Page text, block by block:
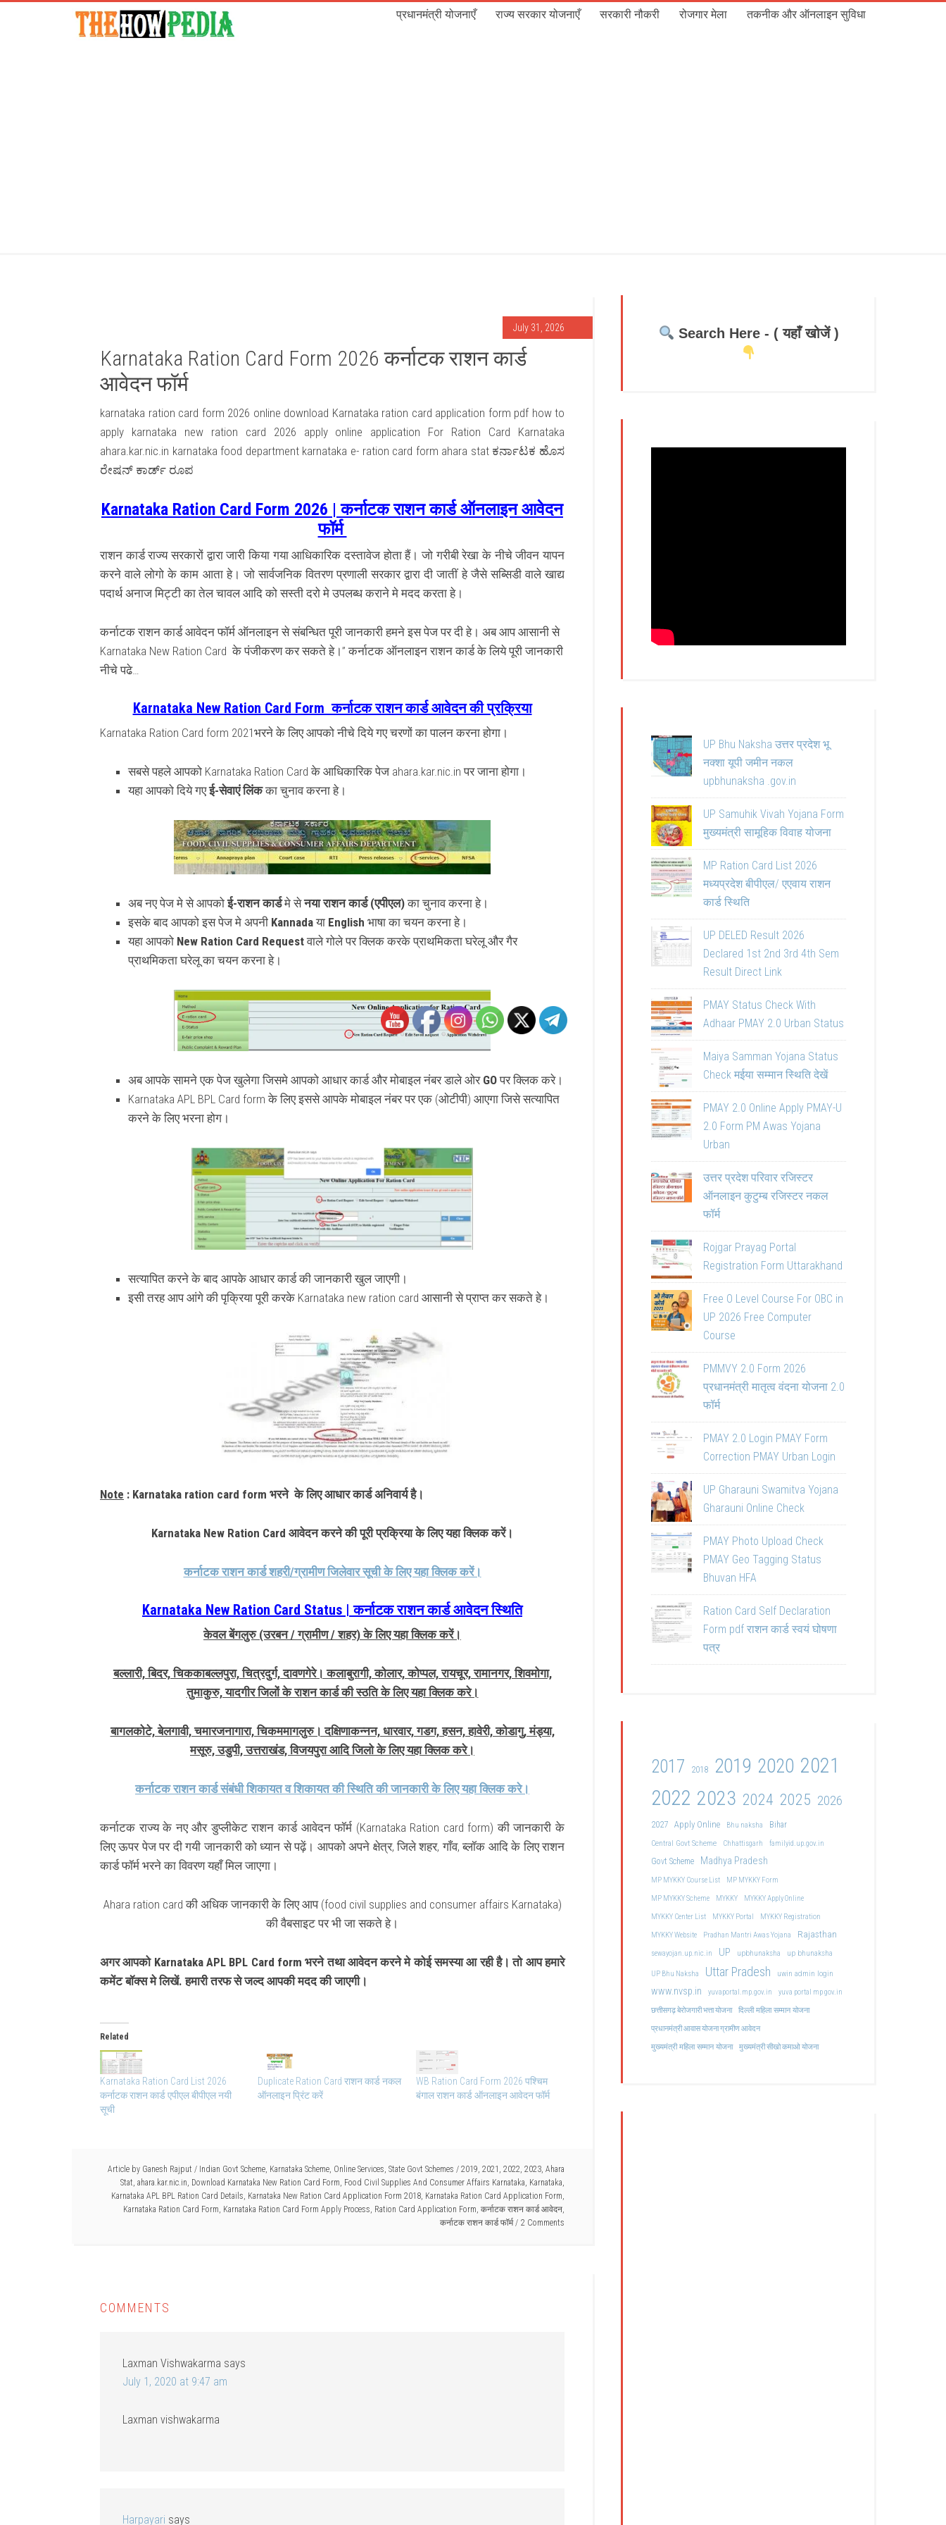
प्रधानमंत्री योजनाएँ राज्य सरकार योजनाएँ सरकारी नौकरी रोजगार मेला तकनीक और ऑनलाइन सुविधा
July 31, 2026
Karnataka Ration Card Form 2026 कर्नाटक राशन कार्ड
आवेदन फॉर्म
karnataka ration card form 2026 online download Karnataka ration card application form pdf how to
apply karnataka new ration card 2026 apply online application For Ration Card Karnataka
ahara.kar.nic.in karnataka food department karnataka e- ration card form ahara stat ಕರ್ನಾಟಕ ಹೊಸ
ರೇಷನ್ ಕಾರ್ಡ್ ರೂಪ
Karnataka Ration Card Form 2026 | कर्नाटक राशन कार्ड ऑनलाइन आवेदन
फॉर्म
राशन कार्ड राज्य सरकारों द्वारा जारी किया गया आधिकारिक दस्तावेज होता हैं। जो गरीबी रेखा के नीचे जीवन यापन
करने वाले लोगो के काम आता हे। जो सार्वजनिक वितरण प्रणाली सरकार द्वारा दी जातीं हे जैसे सब्सिडी वाले खाद्य
पदार्थ अनाज मिट्टी का तेल चावल आदि को सस्ती दरो मे उपलब्ध कराने मे मदद करता हे।
कर्नाटक राशन कार्ड आवेदन फॉर्म ऑनलाइन से संबन्धित पूरी जानकारी हमने इस पेज पर दी हे। अब आप आसानी से
Karnataka New Ration Card के पंजीकरण कर सकते हे।” कर्नाटक ऑनलाइन राशन कार्ड के लिये पूरी जानकारी
नीचे पढे…
Karnataka New Ration Card Form कर्नाटक राशन कार्ड आवेदन की प्रक्रिया
Karnataka Ration Card form 2021भरने के लिए आपको नीचे दिये गए चरणों का पालन करना होगा।
सबसे पहले आपको Karnataka Ration Card के आधिकारिक पेज ahara.kar.nic.in पर जाना होगा।
यहा आपको दिये गएई-सेवाएं लिंकका चुनाव करना हे।
अब नए पेज मे से आपकोई-राशन कार्डमे सेनया राशन कार्ड (एपीएल)का चुनाव करना हे।
इसके बाद आपको इस पेज मे अपनी Kannadaया English भाषा का चयन करना हे।
यहा आपको New Ration Card Requestवाले गोले पर क्लिक करके प्राथमिकता घरेलू और गैर
प्राथमिकता घरेलू का चयन करना हे।
अब आपके सामने एक पेज खुलेगा जिसमे आपको आधार कार्ड और मोबाइल नंबर डाले ओर GOपर क्लिक करे।
Karnataka APL BPL Card form के लिए इससे आपके मोबाइल नंबर पर एक (ओटीपी) आएगा जिसे सत्यापित
करने के लिए भरना होग।
सत्यापित करने के बाद आपके आधार कार्ड की जानकारी खुल जाएगी।
इसी तरह आप आंगे की पृक्रिया पूरी करके Karnataka new ration card आसानी से प्राप्त कर सकते हे।
Note : Karnataka ration card form भरने के लिए आधार कार्ड अनिवार्य है।
Karnataka New Ration Card आवेदन करने की पूरी प्रक्रिया के लिए यहा क्लिक करें।
कर्नाटक राशन कार्ड शहरी/ग्रामीण जिलेवार सूची के लिए यहा क्लिक करें।
Karnataka New Ration Card Status | कर्नाटक राशन कार्ड आवेदन स्थिति
केवल बेंगलुरु (उरबन / ग्रामीण / शहर) के लिए यहा क्लिक करें।
बल्लारी, बिदर, चिककाबल्लपुरा, चित्रदुर्ग, दावणगेरे। कलाबुरागी, कोलार, कोप्पल, रायचूर, रामानगर, शिवमोगा,
तुमाकुरु, यादगीर जिलों के राशन कार्ड की स्ठति के लिए यहा क्लिक करे।
बागलकोटे, बेलगावी, चमारजनागारा, चिकममागलुरु। दक्षिणाकन्नन, धारवार, गडग, हसन, हावेरी, कोडागु, मंड्या,
मसूरु, उडुपी, उत्तराखंड, विजयपुरा आदि जिलो के लिए यहा क्लिक करे।
कर्नाटक राशन कार्ड संबंधी शिकायत व शिकायत की स्थिति की जानकारी के लिए यहा क्लिक करे।
कर्नाटक राज्य के नए और डुप्लीकेट राशन कार्ड आवेदन फॉर्म (Karnataka Ration card form) की जानकारी के
लिए ऊपर पेज पर दी गयी जानकारी को ध्यान से पढ़ें। आपको अपने क्षेत्र, जिले शहर, गाँव, ब्लॉक आदि के लिए राशन
कार्ड फॉर्म भरने का विवरण यहाँ मिल जाएगा।
Ahara ration card की अधिक जानकारी के लिए आप (food civil supplies and consumer affairs Karnataka)
की वैबसाइट पर भी जा सकते हे।
अगर आपको Karnataka APL BPL Card form भरने तथा आवेदन करने मे कोई समस्या आ रही है। तो आप हमारे
कमेंट बॉक्स मे लिखें. हमारी तरफ से जल्द आपकी मदद की जाएगी।
Related
Karnataka Ration Card List 2026
कर्नाटक राशन कार्ड एपीएल बीपीएल नयी
सूची
Duplicate Ration Card राशन कार्ड नकल
ऑनलाइन प्रिंट करें
WB Ration Card Form 2026 पश्चिम
बंगाल राशन कार्ड ऑनलाइन आवेदन फॉर्म
Article by Ganesh Rajput / Indian Govt Scheme, Karnataka Scheme, Online Services, State Govt Schemes / 2019, 2021 , 2022, 2023, Ahara
Stat, ahara.kar.nic.in, Download Karnataka New Ration Card Form, Food Civil Supplies And Consumer Affairs Karnataka, Karnataka,
Karnataka APL BPL Ration Card Details, Karnataka New Ration Card Application Form 2018, Karnataka Ration Card Application Form,
Karnataka Ration Card Form, Karnataka Ration Card Form Apply Process, Ration Card Application Form, कर्नाटक राशन कार्ड आवेदन,
कर्नाटक राशन कार्ड फॉर्म
2 Comments
COMMENTS
Laxman Vishwakarma says
July 1, 2020 at 9:47 am
Laxman vishwakarma
Harpayari says
Search Here - ( यहाँ खोजें )
UP Bhu Naksha उत्तर प्रदेश भू
नक्शा यूपी जमीन नकल
upbhunaksha .gov.in
UP Samuhik Vivah Yojana Form
मुख्यमंत्री सामूहिक विवाह योजना
MP Ration Card List 2026
मध्यप्रदेश बीपीएल/ एएवाय राशन
कार्ड स्थिति
UP DELED Result 2026
Declared 1st 2nd 3rd 4th Sem
Result Direct Link
PMAY Status Check With
Adhaar PMAY 2.0 Urban Status
Maiya Samman Yojana Status
Check मईया सम्मान स्थिति देखें
PMAY 2.0 Online Apply PMAY-U
2.0 Form PM Awas Yojana
Urban
उत्तर प्रदेश परिवार रजिस्टर
ऑनलाइन कुटुम्ब रजिस्टर नकल
फॉर्म
Rojgar Prayag Portal
Registration Form Uttarakhand
Free O Level Course For OBC in
UP 2026 Free Computer
Course
PMMVY 2.0 Form 2026
प्रधानमंत्री मातृत्व वंदना योजना 2.0
फॉर्म
PMAY 2.0 Login PMAY Form
Correction PMAY Urban Login
UP Gharauni Swamitva Yojana
Gharauni Online Check
PMAY Photo Upload Check
PMAY Geo Tagging Status
Bhuvan HFA
Ration Card Self Declaration
Form pdf राशन कार्ड स्वयं घोषणा
पत्र
2017 2018 2019 2020 2021
2022 2023 2024 2025 2026
2027 Apply Online Bhu naksha
Bihar
Central Govt Scheme
Chhattisgarh familyid.up.gov.in
Govt Scheme Madhya Pradesh
MP MYKKY Course List
MP MYKKY Form
MP MYKKY Scheme
MYKKY
MYKKY Apply Online
MYKKY Center List
MYKKY Portal
MYKKY Registration
MYKKY Website
Pradhan Mantri Awas Yojana Rajasthan
sewayojan.up.nic.in UP upbhunaksha up bhunaksha
UP Bhu Naksha Uttar Pradesh uwin admin login
www.nvsp.in yuvaportal.mp.gov.in
yuva portal mp gov.in
छत्तीसगढ़ बेरोजगारी भत्ता योजना
दिल्ली महिला सम्मान योजना
प्रधानमंत्री आवास योजना ग्रामीण आवेदन
मुख्यमंत्री महिला सम्मान योजना मुख्यमंत्री सीखो कमाओ योजना